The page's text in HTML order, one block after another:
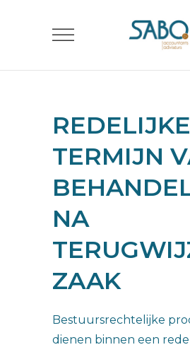
REDELIJKE
TERMIJN
NA
ZAAK
Bestuursrechtelijke
dienen binnen een